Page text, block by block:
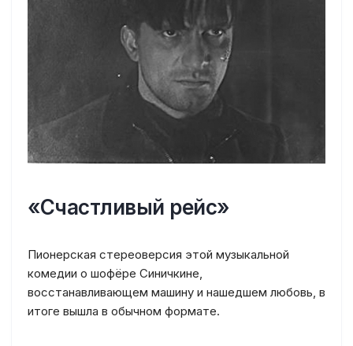
«Счастливый рейс»
Пионерская стереоверсия этой музыкальной
комедии о шофёре Синичкине,
восстанавливающем машину и нашедшем любовь, в
итоге вышла в обычном формате.